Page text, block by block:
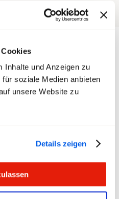
Inhalte und Anzeigen zu
soziale Medien anbieten
unsere Website zu
Details zeigen